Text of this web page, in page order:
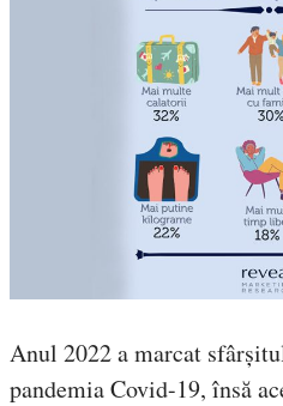
Anul 2022 a marcat
pandemia Covid-19, însă